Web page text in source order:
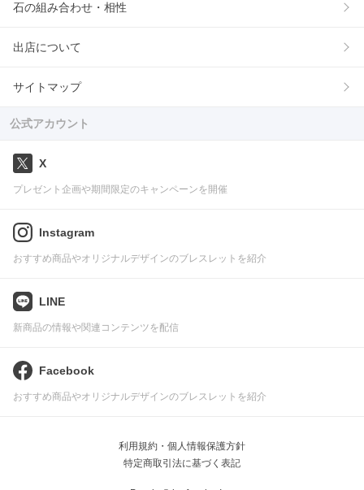
石の組み合わせ・相性
出店について
サイトマップ
公式アカウント
X
プレゼント企画や期間限定のキャンペーンを開催
Instagram
おすすめ商品やオリジナルデザインのブレスレットを紹介
LINE
新商品の情報や関連コンテンツを配信
Facebook
おすすめ商品やオリジナルデザインのブレスレットを紹介
利用規約・個人情報保護方針
特定商取引法に基づく表記